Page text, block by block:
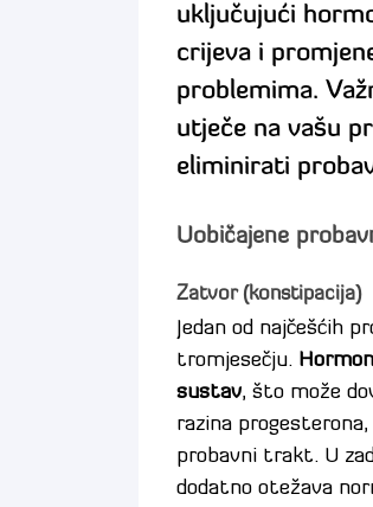
uključujući
crijeva i
problemima.
utječe na vašu
eliminirati
Uobičajene
Zatvor (konstipacija)
Jedan od najčešćih
tromjesečju.
sustav, što može
razina
probavni trakt. U
dodatno otežava